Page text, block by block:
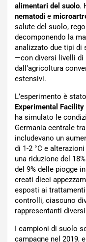
alimentari del suolo.
nematodi e
salute del suolo,
decomponendo la
analizzato due tipi
—con diversi livelli di
dall’agricoltura
estensivi.
L’esperimento è
Experimental Facility
ha simulato le
Germania centrale
includevano un
di 1-2 °C e
una riduzione del
del 9% delle piogge
creati dieci
esposti ai
controlli, ciascuno
rappresentanti diversi
I campioni di suolo
campagne nel 2019,